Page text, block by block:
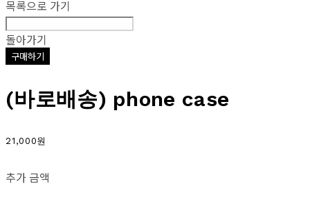
목록으로 가기
돌아가기
구매하기
(바로배송) phone case
21,000원
추가 금액